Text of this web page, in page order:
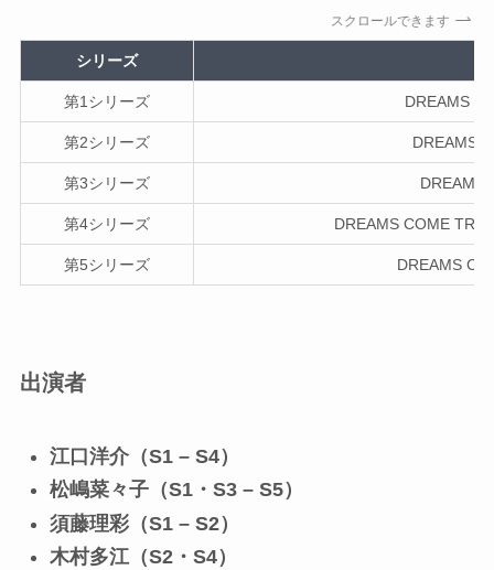
スクロールできます
シリーズ
第1シリーズ DREAMS
第2シリーズ DREAMS
第3シリーズ DREAMS
第4シリーズ DREAMS COME
第5シリーズ DREAMS
出演者
江口洋介（S1 – S4）
松嶋菜々子（S1・S3 – S5）
須藤理彩（S1 – S2）
木村多江（S2・S4）